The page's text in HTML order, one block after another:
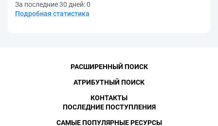
За последние 30 дней:0
Подробная статистика
РАСШИРЕННЫЙ ПОИСК
АТРИБУТНЫЙ ПОИСК
КОНТАКТЫ
ПОСЛЕДНИЕ ПОСТУПЛЕНИЯ
САМЫЕ ПОПУЛЯРНЫЕ РЕСУРСЫ